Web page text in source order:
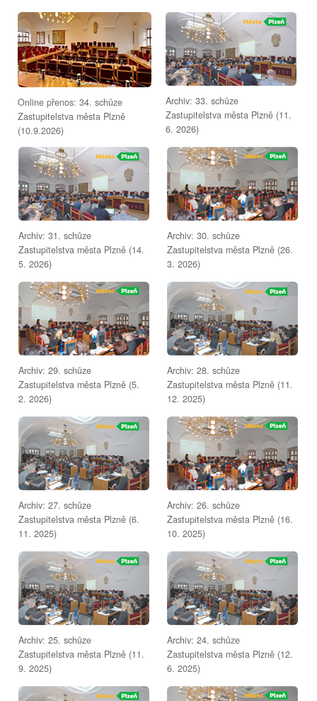
Online přenos: 34. schůze
Zastupitelstva města Plzně
(10.9.2026)
Archiv: 33. schůze
Zastupitelstva města Plzně (11.
6. 2026)
Archiv: 31. schůze
Zastupitelstva města Plzně (14.
5. 2026)
Archiv: 30. schůze
Zastupitelstva města Plzně (26.
3. 2026)
Archiv: 29. schůze
Zastupitelstva města Plzně (5.
2. 2026)
Archiv: 28. schůze
Zastupitelstva města Plzně (11.
12. 2025)
Archiv: 27. schůze
Zastupitelstva města Plzně (6.
11. 2025)
Archiv: 26. schůze
Zastupitelstva města Plzně (16.
10. 2025)
Archiv: 25. schůze
Zastupitelstva města Plzně (11.
9. 2025)
Archiv: 24. schůze
Zastupitelstva města Plzně (12.
6. 2025)